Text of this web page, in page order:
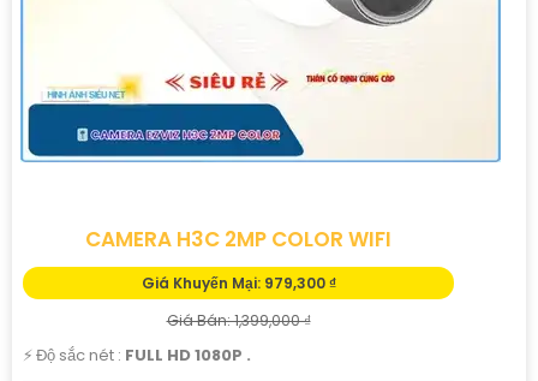
CAMERA H3C 2MP COLOR WIFI
Giá Khuyến Mại: 979,300 ₫
Giá Bán: 1,399,000 ₫
️⚡ Độ sắc nét : FULL HD 1080P .